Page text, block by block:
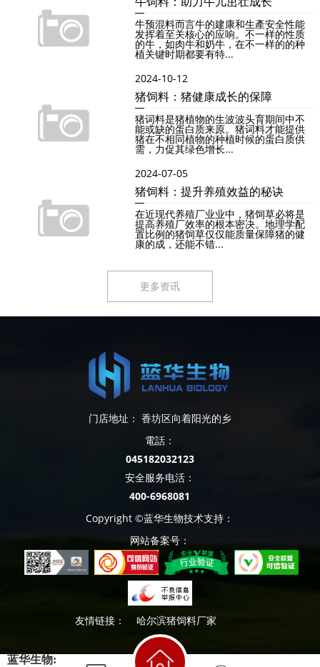
牛预混料而言牛的建康和生產安全性能
发挥着至关核心的应响。不一样的性质
的牛，如肉牛和奶牛，在不一样的的种
植关键时期都要有特...
2024-10-12
猪饲料：猪健康成长的保障
猪词料是猪植物的生波波头育期间中不
能或缺的蛋白质来原。猪词料才能提供
猪在不相同植物的种植时候的蛋白质供
需，力促其绿色增长...
2024-07-05
猪饲料：提升养殖效益的秘诀
在近现代养殖厂业业中，猪饲草必将是
提高养殖厂效率的根本密决。地理学配
置比例的猪饲草仅仅能质量保障猪的健
康的成，还能不错...
更多资讯
门店地址： 香坊区向着阳光的乡
電話：
045182032123
安全服务电活：
400-6968081
Copyright ©蓝华生物技术支持：
网站备案号：
友情链接： 哈尔滨猪饲料厂家
蓝华生物: